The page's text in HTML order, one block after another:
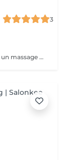
3
Une expérience de bien-être unique associant un massage doux, des huiles aromatiques et les sons apaisants des bols chantants tibétains. Les vibrations harmonieuses et les tonalités relaxantes créent une atmosphère immersive propice à la détente et à la déconnexion du quotidien.